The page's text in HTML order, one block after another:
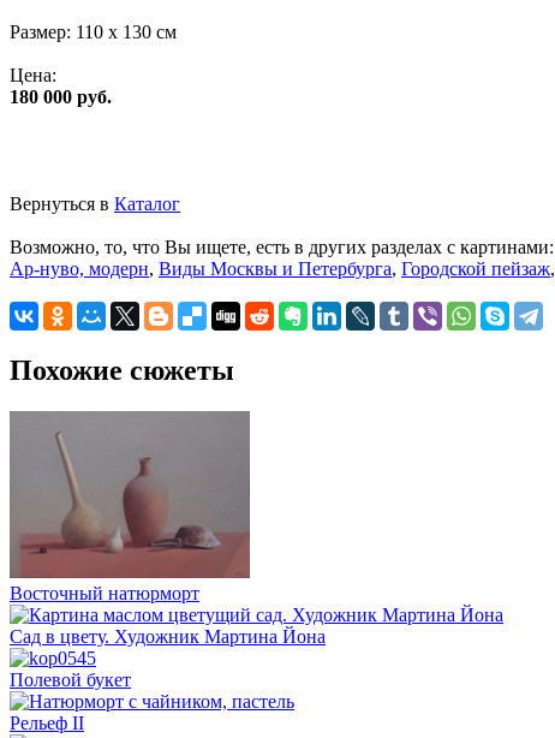
Размер: 110 x 130 см
Цена:
180 000 руб.
Вернуться в Каталог
Возможно, то, что Вы ищете, есть в других разделах с картинами:
Ар-нуво, модерн, Виды Москвы и Петербурга, Городской пейзаж,
Похожие сюжеты
Восточный натюрморт
Сад в цвету. Художник Мартина Йона
Полевой букет
Рельеф II